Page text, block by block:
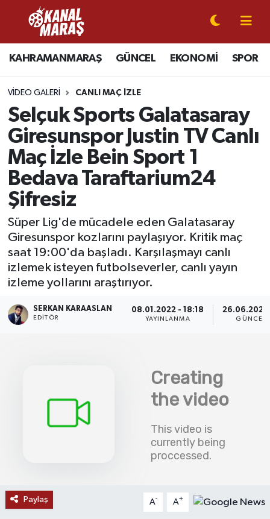
KAHRAMANMARAŞ GÜNCEL EKONOMİ SPOR
VIDEO GALERI CANLI MAÇ İZLE
Selçuk Sports Galatasaray
Giresunspor Justin TV Canlı
Maç İzle Bein Sport 1
Bedava Taraftarium24
Şifresiz
Süper Lig'de mücadele eden Galatasaray
Giresunspor kozlarını paylaşıyor. Kritik maç
saat 19:00'da başladı. Karşılaşmayı canlı
izlemek isteyen futbolseverler, canlı yayın
izleme yollarını araştırıyor.
SERKAN KARAASLAN
EDITÖR
08.01.2022 - 18:18
YAYINLANMA
26.06.2026
Paylaş A- A+
CANLI YAYIN
KAHRAMANMARAŞ
GÜNCEL
SPOR
SİYASET
EKONOMİ
GÜNDEM
MAGAZİN
SAĞLIK
EĞİTİM
POPÜLER
MEDYA
Kahramanmaraş Nöbetçi Eczaneler
Kahramanmaraş Hava Durumu
Kahramanmaraş Namaz Vakitleri
Kahramanmaraş Trafik Yoğunluk Haritası
Süper Lig Puan Durumu ve Fikstür
Tüm Manşetler
Son Dakika Haberleri
Haber Arşivi